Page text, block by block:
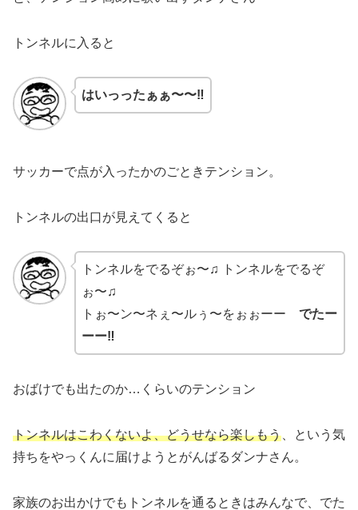
トンネルに入ると
はいっったぁぁ〜〜‼︎
サッカーで点が入ったかのごときテンション。
トンネルの出口が見えてくると
トンネルをでるぞぉ〜♫ トンネルをでるぞ
ぉ〜♫
トぉ〜ン〜ネぇ〜ルぅ〜をぉぉーー でたー
ーー‼
おばけでも出たのか…くらいのテンション
トンネルはこわくないよ、どうせなら楽しもう 、という気
持ちをやっくんに届けようとがんばるダンナさん。
家族のお出かけでもトンネルを通るときはみんなで、でた